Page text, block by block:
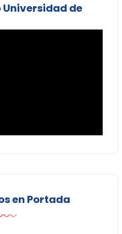
Universidad de
en Portada